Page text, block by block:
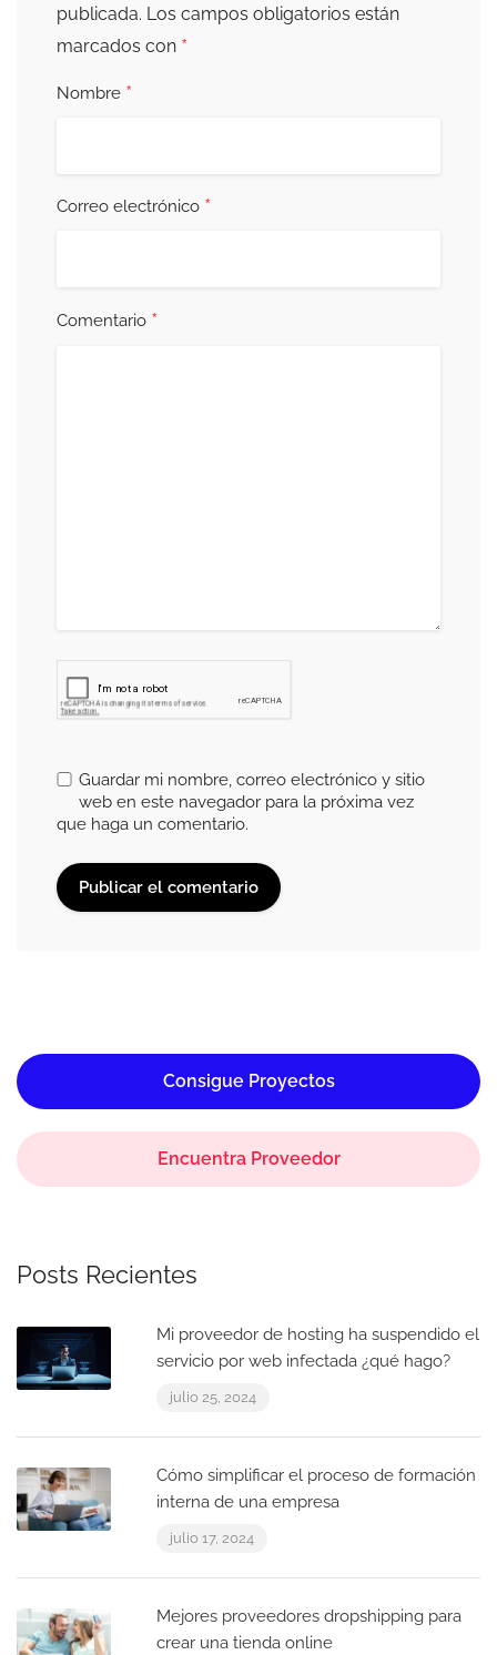
publicada. Los campos obligatorios están
marcados con *
Nombre *
Correo electrónico *
Comentario *
Guardar mi nombre, correo electrónico y sitio
web en este navegador para la próxima vez
que haga un comentario.
Consigue Proyectos
Encuentra Proveedor
Posts Recientes
Mi proveedor de hosting ha suspendido el
servicio por web infectada ¿qué hago?
julio 25, 2024
Cómo simplificar el proceso de formación
interna de una empresa
julio 17, 2024
Mejores proveedores dropshipping para
crear una tienda online